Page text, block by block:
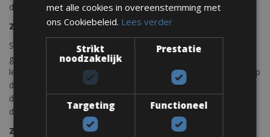
de fiets.
Zondag?
Sommige bedrijven zijn op zondag open en sommige zijn
gesloten. Elke leverancier heeft zijn eigen openingstijden. Er zijn
leveranciers die op zondag een bezorgservice aanbieden. Kijk op
de specifieke boekingspagina voor de openingstijden. u vindt
deze info bij het maken van de boeking onder belangrijke
details.
Zijn er altijd fietsen beschikbaar?
met alle cookies in overeenstemming met
ons Cookiebeleid. Lees verder
Strikt
noodzakelijk
Prestatie
Targeting Functioneel